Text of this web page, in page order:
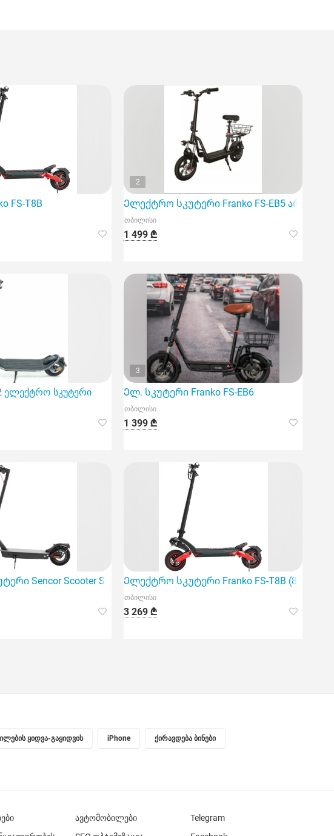
FS-T8B
2
Ელექტრო სკუტერი Franko FS-EB5 არის
თბილისი
1 499 ₾
ელექტრო სკუტერი
3
Ელ. სკუტერი Franko FS-EB6
თბილისი
1 399 ₾
Sencor Scooter S70 Ელექტრო სკუტერი Franko FS-T8B (800W)
თბილისი
3 269 ₾
ყიდვა-გაყიდვის iPhone ქირავდება ბინები
ავტომობილები
Telegram